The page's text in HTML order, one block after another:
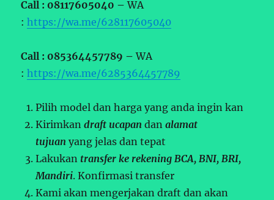
Call : 08117605040 –WA
:https://wa.me/628117605040
Call : 085364457789 –WA
:https://wa.me/6285364457789
Pilih model dan harga yang anda ingin kan
Kirimkandraft ucapan danalamat
tujuan yang jelas dan tepat
Lakukan transfer ke rekening BCA, BNI, BRI,
Mandiri. Konfirmasi transfer
Kami akan mengerjakan draft dan akan